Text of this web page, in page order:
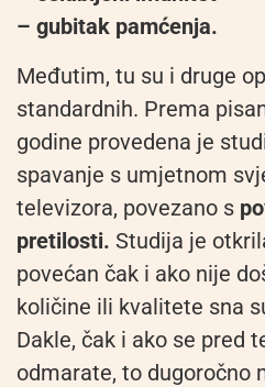
– gubitak pamćenja.
Međutim, tu su i druge
standardnih. Prema
godine provedena je
spavanje s umjetnom
televizora, povezano s
pretilosti. Studija je
povećan čak i ako nije
količine ili kvalitete sna
Dakle, čak i ako se pred
odmarate, to dugoročno